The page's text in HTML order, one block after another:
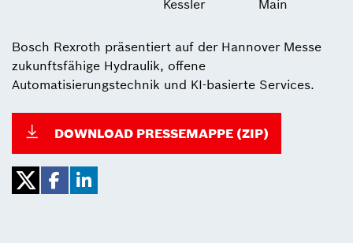
Kessler
Main
Bosch Rexroth präsentiert auf der Hannover Messe
zukunftsfähige Hydraulik, offene
Automatisierungstechnik und KI-basierte Services.
DOWNLOAD PRESSEMAPPE (ZIP)